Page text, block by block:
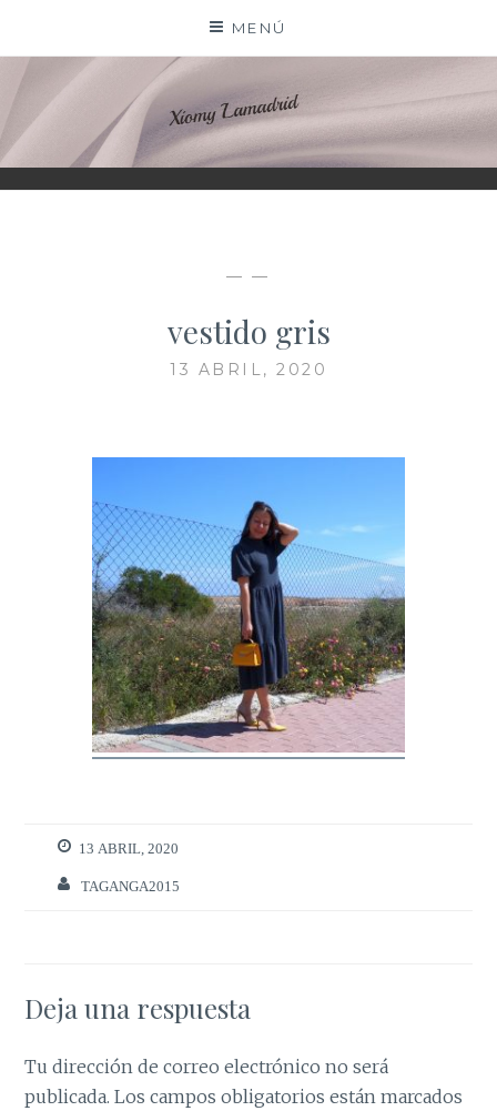
contenido
MENÚ
XIOMY LAMADRID
— —
vestido gris
13 ABRIL, 2020
13 ABRIL, 2020
TAGANGA2015
Deja una respuesta
Tu dirección de correo electrónico no será
publicada. Los campos obligatorios están marcados